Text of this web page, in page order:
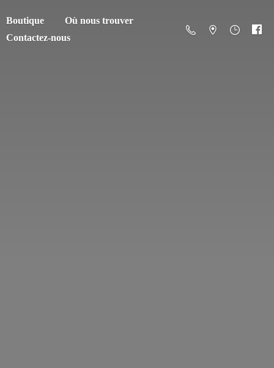
Boutique
Où nous trouver
Contactez-nous